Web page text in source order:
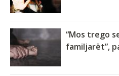
“Mos trego
familjarët”,